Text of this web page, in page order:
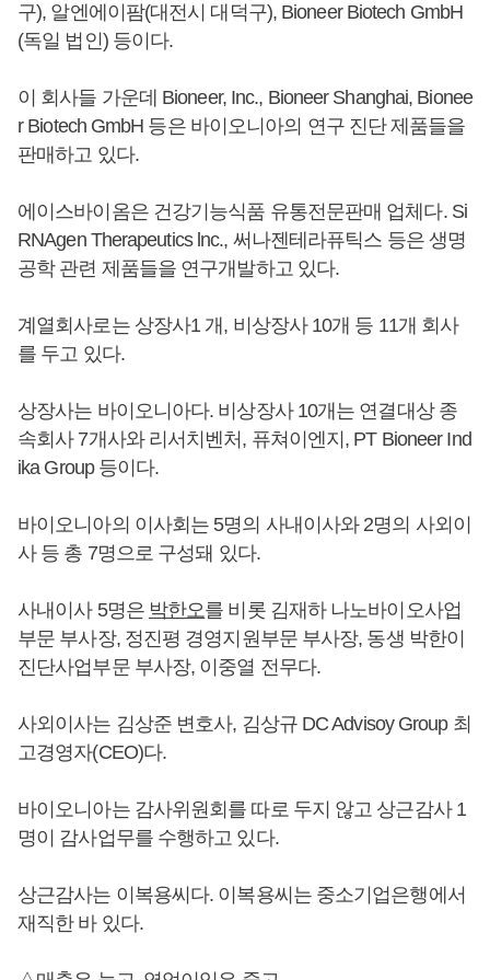
구), 알엔에이팜(대전시 대덕구), Bioneer Biotech GmbH
(독일 법인) 등이다.
이 회사들 가운데 Bioneer, Inc., Bioneer Shanghai, Bionee
r Biotech GmbH 등은 바이오니아의 연구 진단 제품들을
판매하고 있다.
에이스바이옴은 건강기능식품 유통전문판매 업체다. Si
RNAgen Therapeutics lnc., 써나젠테라퓨틱스 등은 생명
공학 관련 제품들을 연구개발하고 있다.
계열회사로는 상장사1 개, 비상장사 10개 등 11개 회사
를 두고 있다.
상장사는 바이오니아다. 비상장사 10개는 연결대상 종
속회사 7개사와 리서치벤처, 퓨쳐이엔지, PT Bioneer Ind
ika Group 등이다.
바이오니아의 이사회는 5명의 사내이사와 2명의 사외이
사 등 총 7명으로 구성돼 있다.
사내이사 5명은 박한오를 비롯 김재하 나노바이오사업
부문 부사장, 정진평 경영지원부문 부사장, 동생 박한이
진단사업부문 부사장, 이중열 전무다.
사외이사는 김상준 변호사, 김상규 DC Advisoy Group 최
고경영자(CEO)다.
바이오니아는 감사위원회를 따로 두지 않고 상근감사 1
명이 감사업무를 수행하고 있다.
상근감사는 이복용씨다. 이복용씨는 중소기업은행에서
재직한 바 있다.